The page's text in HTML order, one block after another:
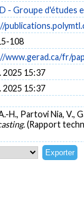
- Groupe d'études
108
www.gerad.ca/fr/
2025 15:37
2025 15:37
H., Partovi Nia, V.,
(Rapport